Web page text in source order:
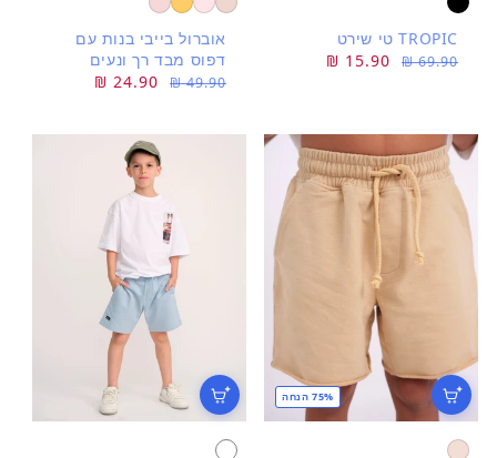
TROPIC טי שירט
מחיר
69.90 ₪
מחיר
15.90 ₪
אוברול בייבי בנות עם
דפוס מבד רך ונעים
מחיר
49.90 ₪
מחיר
24.90 ₪
75% הנחה